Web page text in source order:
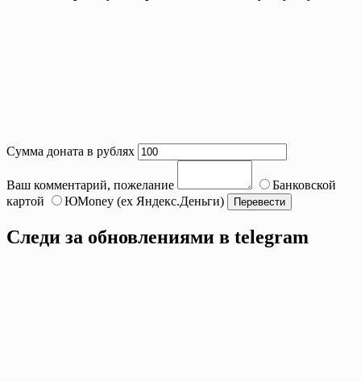
Сумма доната в рублях
Ваш комментарий, пожелание
Банковской
картой
ЮMoney (ex Яндекс.Деньги)
Следи за обновлениями в telegram